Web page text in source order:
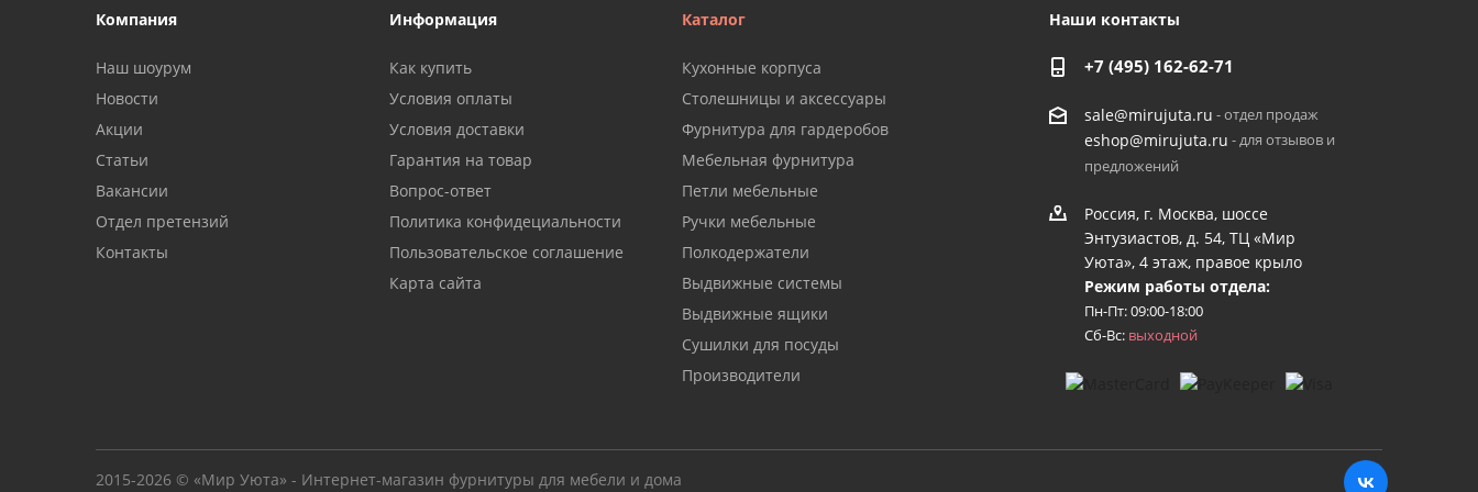
Компания
Наш шоурум
Новости
Акции
Статьи
Вакансии
Отдел претензий
Контакты
Информация
Как купить
Условия оплаты
Условия доставки
Гарантия на товар
Вопрос-ответ
Политика конфидециальности
Пользовательское соглашение
Карта сайта
Каталог
Кухонные корпуса
Столешницы и аксессуары
Фурнитура для гардеробов
Мебельная фурнитура
Петли мебельные
Ручки мебельные
Полкодержатели
Выдвижные системы
Выдвижные ящики
Сушилки для посуды
Производители
Наши контакты
+7 (495) 162-62-71
sale@mirujuta.ru - отдел продаж
eshop@mirujuta.ru - для отзывов и
предложений
Россия, г. Москва, шоссе
Энтузиастов, д. 54, ТЦ «Мир
Уюта», 4 этаж, правое крыло
Режим работы отдела:
Пн-Пт: 09:00-18:00
Сб-Вс: выходной
2015-2026 © «Мир Уюта» - Интернет-магазин фурнитуры для мебели и дома